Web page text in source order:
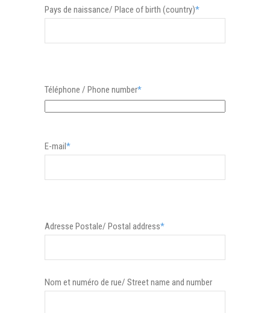
Pays de naissance/ Place of birth (country)*
Téléphone / Phone number*
E-mail*
Adresse Postale/ Postal address*
Nom et numéro de rue/ Street name and number